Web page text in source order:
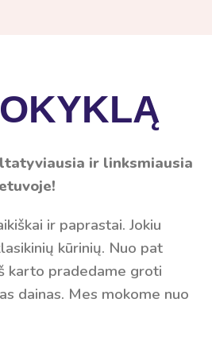
ir linksmiausia
ir paprastai. Jokiu
kūrinių. Nuo pat
karto pradedame groti
dainas. Mes mokome nuo